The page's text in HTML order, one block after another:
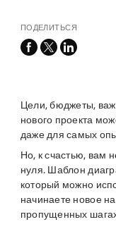
ПОДЕЛИТЬСЯ
facebook
x-
linkedin
Цели, бюджеты,
нового проекта
даже для самых
Но, к счастью, вам
нуля. Шаблон
который можно
начинаете новое
пропущенных